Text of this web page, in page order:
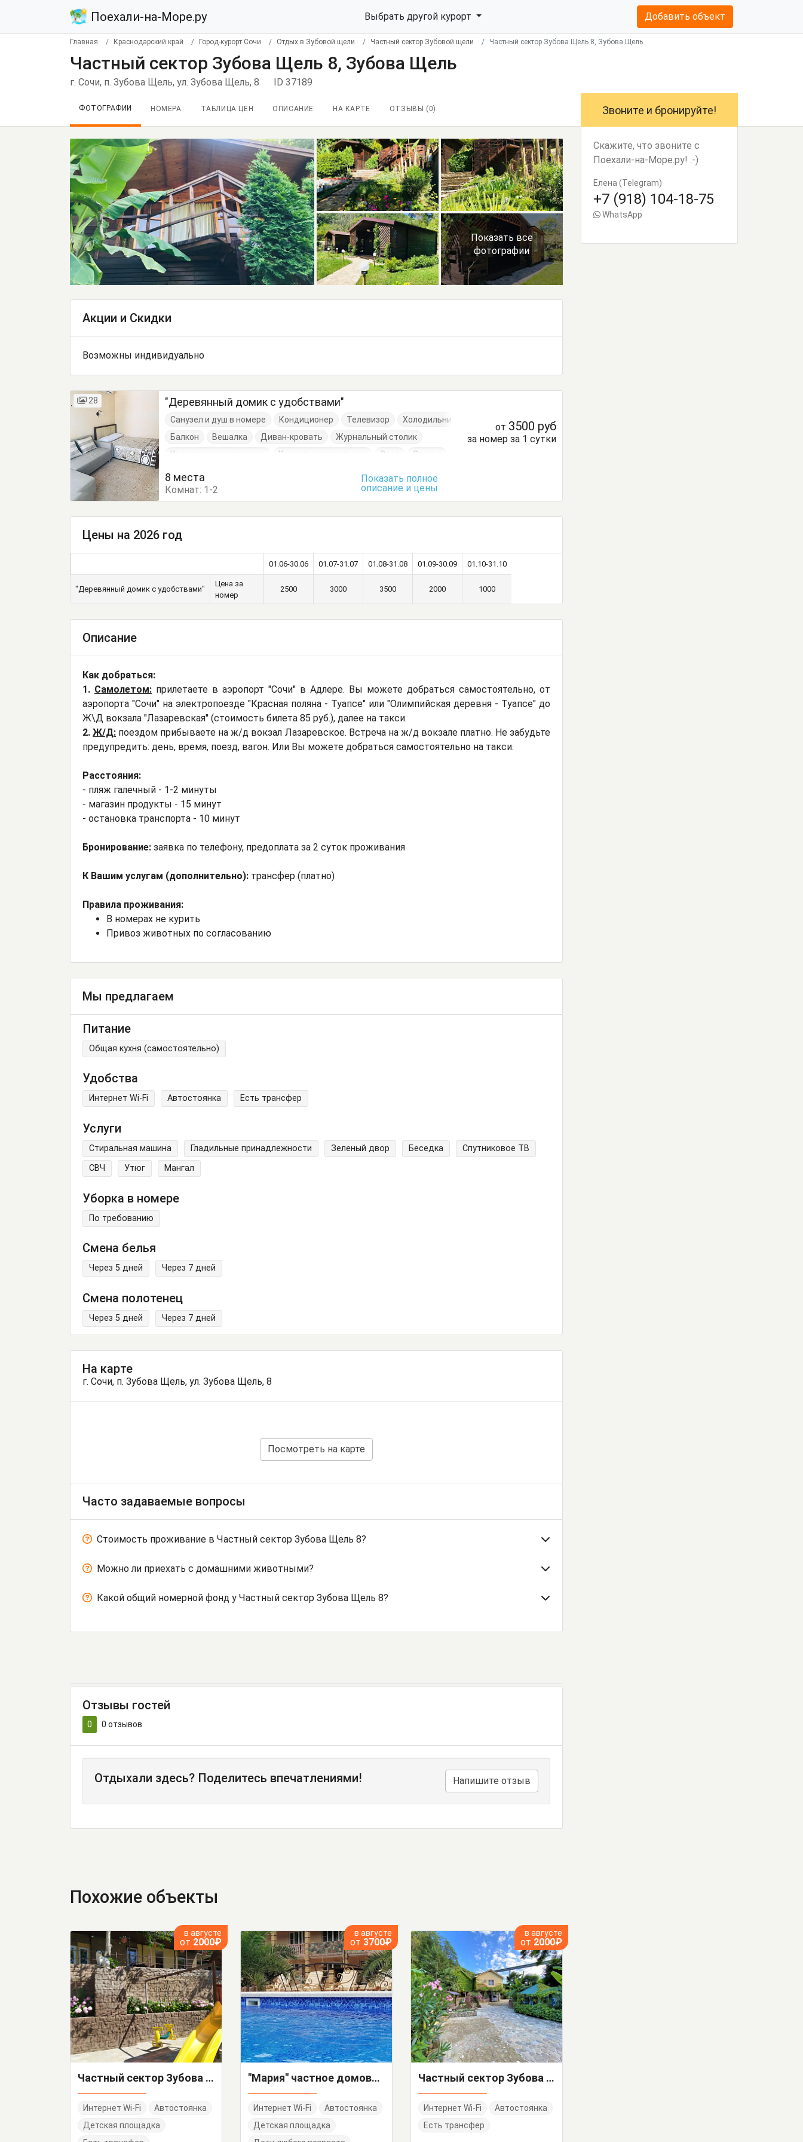
Поехали-на-Море.ру Выбрать другой курорт Добавить объект
Главная Краснодарский край Город-курорт Сочи Отдых в Зубовой щели Частный сектор Зубовой щели Частный сектор Зубова Щель 8, Зубова Щель
Частный сектор Зубова Щель 8, Зубова Щель
г. Сочи, п. Зубова Щель, ул. Зубова Щель, 8 ID 37189
ФОТОГРАФИИ НОМЕРА ТАБЛИЦА ЦЕН ОПИСАНИЕ НА КАРТЕ ОТЗЫВЫ ( 0)
Показать все
фотографии
Акции и Скидки
Возможны индивидуально
28 "Деревянный домик с удобствами"
Санузел и душ в номере Кондиционер Телевизор
Холодильник
Балкон
Вешалка Диван-кровать
Журнальный столик
Кровати односпальные
Кровать двуспальная Стол
Стулья
от 3500 руб
за номер за 1 сутки
8 места
Комнат: 1-2
Показать полное
описание и цены
Цены на 2026 год
01.06-30.06 01.07-31.07 01.08-31.08 01.09-30.09 01.10-31.10
"Деревянный домик с удобствами"
Цена за
номер
2500 3000 3500 2000 1000
Описание
Как добраться:
1. Самолетом: прилетаете в аэропорт "Сочи" в Адлере. Вы можете добраться самостоятельно, от
аэропорта "Сочи" на электропоезде "Красная поляна - Туапсе" или "Олимпийская деревня - Туапсе" до
Ж\Д вокзала "Лазаревская" (стоимость билета 85 руб.), далее на такси.
2.Ж/Д: поездом прибываете на ж/д вокзал Лазаревское. Встреча на ж/д вокзале платно. Не забудьте
предупредить: день, время, поезд, вагон. Или Вы можете добраться самостоятельно на такси.
Расстояния:
- пляж галечный - 1-2 минуты
- магазин продукты - 15 минут
- остановка транспорта - 10 минут
Бронирование: заявка по телефону, предоплата за 2 суток проживания
К Вашим услугам (дополнительно): трансфер (платно)
Правила проживания:
В номерах не курить
Привоз животных по согласованию
Мы предлагаем
Питание
Общая кухня (самостоятельно)
Удобства
Интернет Wi-Fi Автостоянка Есть трансфер
Услуги
Стиральная машина Гладильные принадлежности Зеленый двор Беседка
Спутниковое ТВ
СВЧ
Утюг Мангал
Уборка в номере
По требованию
Смена белья
Через 5 дней Через 7 дней
Смена полотенец
Через 5 дней Через 7 дней
На карте
г. Сочи, п. Зубова Щель, ул. Зубова Щель, 8
Посмотреть на карте
Часто задаваемые вопросы
Стоимость проживание в Частный сектор Зубова Щель 8?
Можно ли приехать с домашними животными?
Какой общий номерной фонд у Частный сектор Зубова Щель 8?
Отзывы гостей
0 0 отзывов
Отдыхали здесь? Поделитесь впечатлениями! Напишите отзыв
Звоните и бронируйте!
Скажите, что звоните с
Поехали-на-Море.ру! :-)
Елена (Telegram)
+7 (918) 104-18-75
WhatsApp
Похожие объекты
в августе
от 2000₽
Частный сектор Зубова Щель 1/а
Интернет Wi-Fi
Автостоянка
Детская площадка
в августе
от 3700₽
"Мария" частное домовладение
Интернет Wi-Fi
Автостоянка
Детская площадка
в августе
от 2000₽
Частный сектор Зубова Щель 10
Интернет Wi-Fi
Автостоянка
Есть трансфер